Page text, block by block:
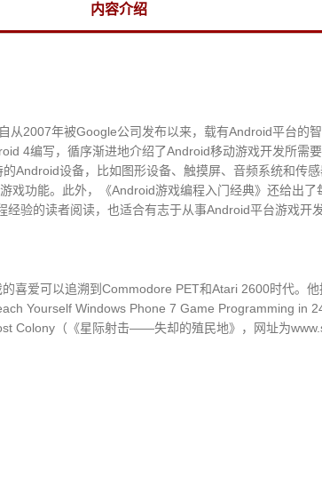
内容介绍
年被Google公司发布以来，载有Android平台的智
编写，循序渐进地介绍了Android移动游戏开发所需要
Android设备，比如图形设备、触摸屏、音频系统和传
功能。此外，《Android游戏编程入门经典》还给出了
的读者阅读，也适合有志于从事Android平台游戏开发
喜爱可以追溯到Commodore PET和Atari 2600时代。
Yourself Windows Phone 7 Game Programming in
Colony（《星际射击——失却的殖民地》，网址为